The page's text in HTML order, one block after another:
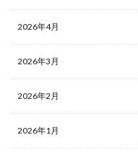
2026年4月
2026年3月
2026年2月
2026年1月